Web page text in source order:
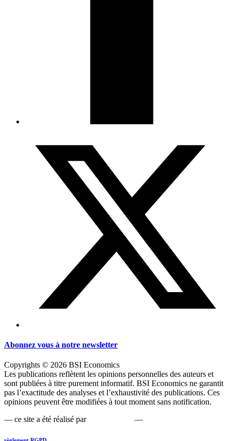
Abonnez vous à notre newsletter
Copyrights © 2026 BSI Economics
Les publications reflètent les opinions personnelles des auteurs et
sont publiées à titre purement informatif. BSI Economics ne garantit
pas l’exactitude des analyses et l’exhaustivité des publications. Ces
opinions peuvent être modifiées à tout moment sans notification.
— ce site a été réalisé par
—